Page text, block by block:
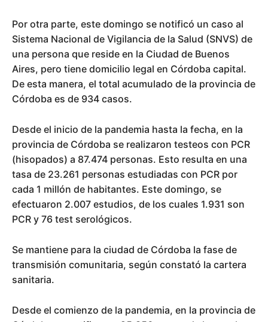
Por otra parte, este domingo se notificó un caso al
Sistema Nacional de Vigilancia de la Salud (SNVS) de
una persona que reside en la Ciudad de Buenos
Aires, pero tiene domicilio legal en Córdoba capital.
De esta manera, el total acumulado de la provincia de
Córdoba es de 934 casos.
Desde el inicio de la pandemia hasta la fecha, en la
provincia de Córdoba se realizaron testeos con PCR
(hisopados) a 87.474 personas. Esto resulta en una
tasa de 23.261 personas estudiadas con PCR por
cada 1 millón de habitantes. Este domingo, se
efectuaron 2.007 estudios, de los cuales 1.931 son
PCR y 76 test serológicos.
Se mantiene para la ciudad de Córdoba la fase de
transmisión comunitaria, según constató la cartera
sanitaria.
Desde el comienzo de la pandemia, en la provincia de